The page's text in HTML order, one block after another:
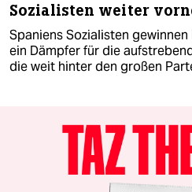
Sozialisten weiter
Spaniens Sozialisten
ein Dämpfer für die
die weit hinter den großen